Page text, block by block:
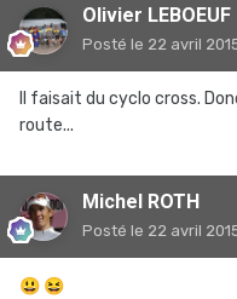
Olivier LEBOEUF
Posté le 22 avril
Il faisait du cyclo cross.
route...
Michel ROTH
Posté le 22 avril
😃 😆